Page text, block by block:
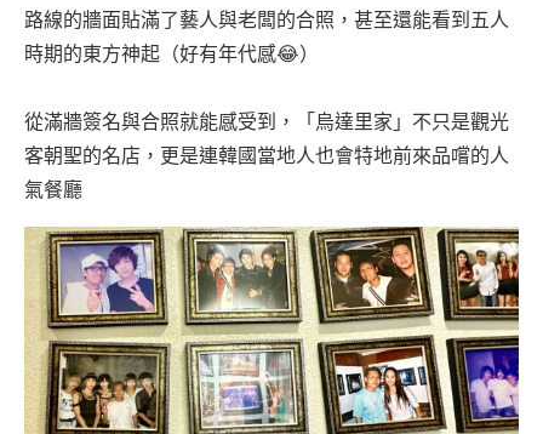
路線的牆面貼滿了藝人與老闆的合照，甚至還能看到五人
時期的東方神起（好有年代感😂）
從滿牆簽名與合照就能感受到，「烏達里家」不只是觀光
客朝聖的名店，更是連韓國當地人也會特地前來品嚐的人
氣餐廳